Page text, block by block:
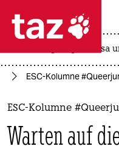
 taz
themen
politik
usa
ESC-Kolumne
ESC-Kolumne
Warten auf